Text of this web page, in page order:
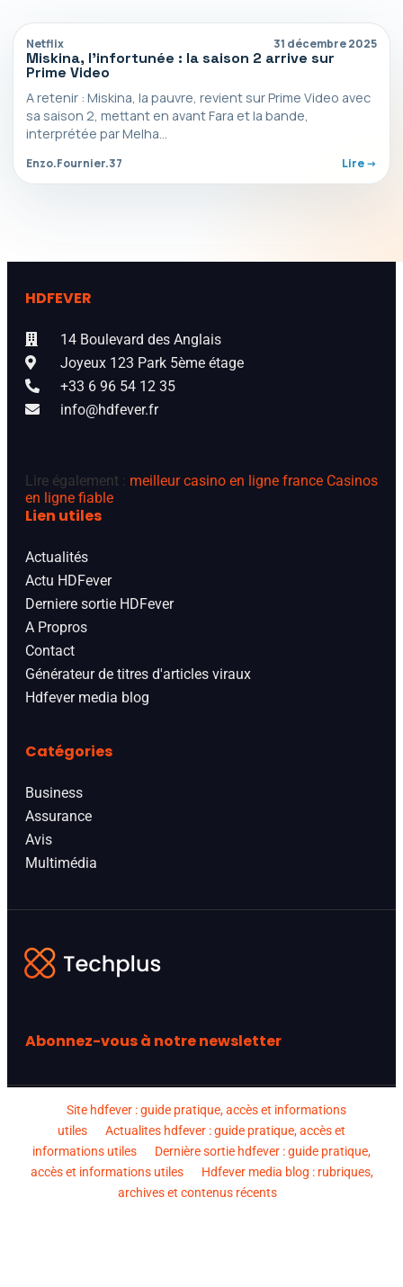
Netflix 31 décembre 2025
Miskina, l’infortunée : la saison 2 arrive sur
Prime Video
A retenir : Miskina, la pauvre, revient sur Prime Video avec
sa saison 2, mettant en avant Fara et la bande,
interprétée par Melha…
Enzo.Fournier.37 Lire ->
HDFEVER
14 Boulevard des Anglais
Joyeux 123 Park 5ème étage
+33 6 96 54 12 35
info@hdfever.fr
Lire également : meilleur casino en ligne france Casinos
en ligne fiable
Lien utiles
Actualités
Actu HDFever
Derniere sortie HDFever
A Propros
Contact
Générateur de titres d'articles viraux
Hdfever media blog
Catégories
Business
Assurance
Avis
Multimédia
Abonnez-vous à notre newsletter
Site hdfever : guide pratique, accès et informations
utiles
Actualites hdfever : guide pratique, accès et
informations utiles
Dernière sortie hdfever : guide pratique,
accès et informations utiles
Hdfever media blog : rubriques,
archives et contenus récents